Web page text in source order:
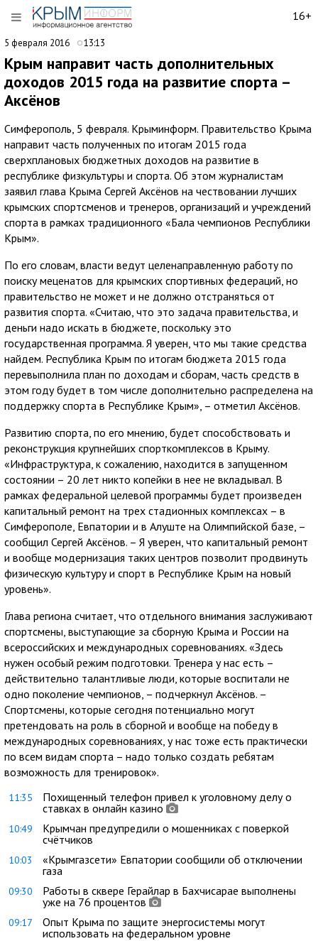
16+
5 февраля 2016 13:13
Крым направит часть дополнительных
доходов 2015 года на развитие спорта –
Аксёнов
Симферополь, 5 февраля. Крыминформ. Правительство Крыма
направит часть полученных по итогам 2015 года
сверхплановых бюджетных доходов на развитие в
республике физкультуры и спорта. Об этом журналистам
заявил глава Крыма Сергей Аксёнов на чествовании лучших
крымских спортсменов и тренеров, организаций и учреждений
спорта в рамках традиционного «Бала чемпионов Республики
Крым».
По его словам, власти ведут целенаправленную работу по
поиску меценатов для крымских спортивных федераций, но
правительство не может и не должно отстраняться от
развития спорта. «Считаю, что это задача правительства, и
деньги надо искать в бюджете, поскольку это
государственная программа. Я уверен, что мы такие средства
найдем. Республика Крым по итогам бюджета 2015 года
перевыполнила план по доходам и сборам, часть средств в
этом году будет в том числе дополнительно распределена на
поддержку спорта в Республике Крым», – отметил Аксёнов.
Развитию спорта, по его мнению, будет способствовать и
реконструкция крупнейших спорткомплексов в Крыму.
«Инфраструктура, к сожалению, находится в запущенном
состоянии – 20 лет никто копейки в нее не вкладывал. В
рамках федеральной целевой программы будет произведен
капитальный ремонт на трех стадионных комплексах – в
Симферополе, Евпатории и в Алуште на Олимпийской базе, –
сообщил Сергей Аксёнов. – Я уверен, что капитальный ремонт
и вообще модернизация таких центров позволит продвинуть
физическую культуру и спорт в Республике Крым на новый
уровень».
Глава региона считает, что отдельного внимания заслуживают
спортсмены, выступающие за сборную Крыма и России на
всероссийских и международных соревнованиях. «Здесь
нужен особый режим подготовки. Тренера у нас есть –
действительно талантливые люди, которые воспитали не
одно поколение чемпионов, – подчеркнул Аксёнов. –
Спортсмены, которые сегодня потенциально могут
претендовать на роль в сборной и вообще на победу в
международных соревнованиях, у нас тоже есть практически
по всем видам спорта – надо только создать ребятам
возможность для тренировок».
11:35
Похищенный телефон привел к уголовному делу о
ставках в онлайн казино
10:49
Крымчан предупредили о мошенниках с поверкой
счётчиков
10:03
«Крымгазсети» Евпатории сообщили об отключении
газа
09:30
Работы в сквере Герайлар в Бахчисарае выполнены
уже на 76 процентов
09:17
Опыт Крыма по защите энергосистемы могут
использовать на федеральном уровне